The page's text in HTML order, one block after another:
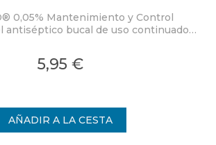
0,05% Mantenimiento y Control
antiséptico bucal de uso continuado
periodontales y periimplantarias,
5,95 €